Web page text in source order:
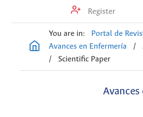
Register
You are in: Portal de
Avances en Enfermería
/
/
Scientific Paper